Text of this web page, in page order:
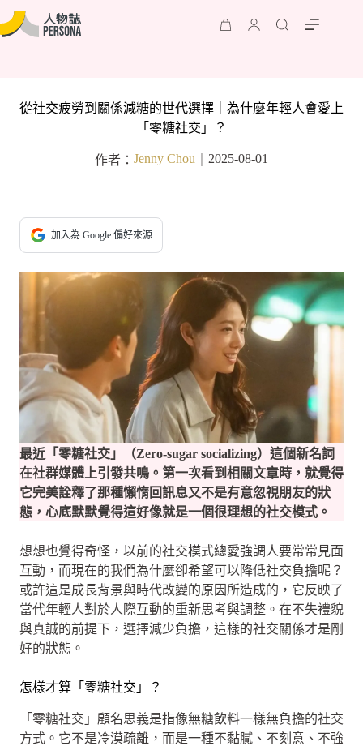
從社交疲勞到關係減糖的世代選擇｜為什麼年輕人會愛上
「零糖社交」？
作者： Jenny Chou 2025-08-01
加入為 Google 偏好來源
最近「零糖社交」（Zero-sugar socializing）這個新名詞
在社群媒體上引發共鳴。第一次看到相關文章時，就覺得
它完美詮釋了那種懶惰回訊息又不是有意忽視朋友的狀
態，心底默默覺得這好像就是一個很理想的社交模式。
想想也覺得奇怪，以前的社交模式總愛強調人要常常見面
互動，而現在的我們為什麼卻希望可以降低社交負擔呢？
或許這是成長背景與時代改變的原因所造成的，它反映了
當代年輕人對於人際互動的重新思考與調整。在不失禮貌
與真誠的前提下，選擇減少負擔，這樣的社交關係才是剛
好的狀態。
怎樣才算「零糖社交」？
「零糖社交」顧名思義是指像無糖飲料一樣無負擔的社交
方式。它不是冷漠疏離，而是一種不黏膩、不刻意、不強